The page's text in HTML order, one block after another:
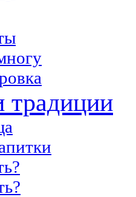
традиции